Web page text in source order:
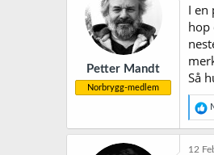
o
n
e
r
Petter Mandt
Norbrygg-medlem
I en
hop
Så
e
a
k
12